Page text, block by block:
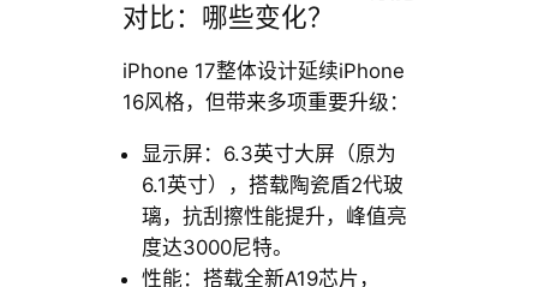
对比：哪些变化？
iPhone 17整体设计延续iPhone
16风格，但带来多项重要升级：
显示屏：6.3英寸大屏（原为
6.1英寸），搭载陶瓷盾2代玻
璃，抗刮擦性能提升，峰值亮
度达3000尼特。
性能：搭载全新A19芯片，